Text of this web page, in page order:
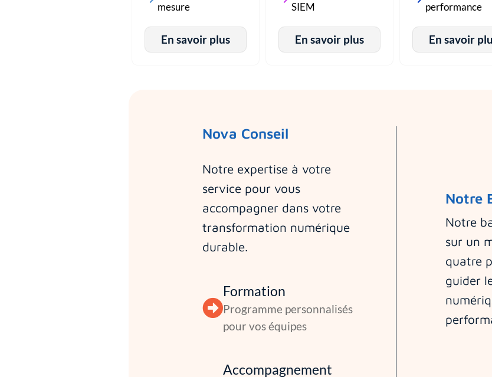
mesure
En savoir plus
SIEM
En savoir plus
performance
En savoir
Nova Conseil
Notre expertise à votre
service pour vous
accompagner dans votre
transformation numérique
durable.
Formation
Programme personnalisés
pour vos équipes
Accompagnement
Notre
Notre
sur un
quatre
guider